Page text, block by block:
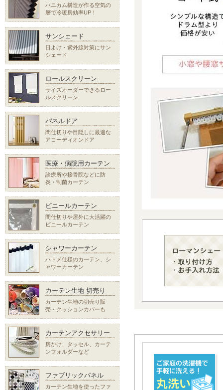
ハニカム構造が作る空気の
層で冷暖房効率UP！
サンシェード
日よけ・紫外線対策にサン
シェード
ロールスクリーン
サイズオーダーできるロー
ルスクリーン
パネルドア
間仕切りや目隠しに最適な
アコーディオンドア
医療・病院用カーテン
診療所や接骨院などに防
炎・制菌カーテン
ビニールカーテン
間仕切りや屋外に大活躍の
ビニールカーテン
シャワーカーテン
ハトメ仕様のカーテン、シ
ャワーカーテン
カーテン生地 切売り
カーテン生地の切売り販
売・クッションカバーも
カーテンアクセサリー
房かけ、タッセル、カーテ
ンフォルダーなど
ファブリックパネル
カーテン生地を使ったファ